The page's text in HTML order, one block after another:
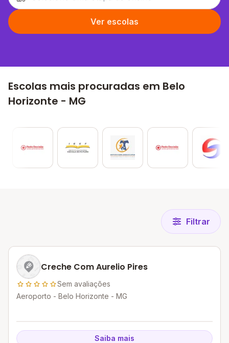
Ver escolas
Escolas mais procuradas em Belo
Horizonte - MG
Filtrar
Creche Com Aurelio Pires
Sem avaliações
Aeroporto - Belo Horizonte - MG
Saiba mais